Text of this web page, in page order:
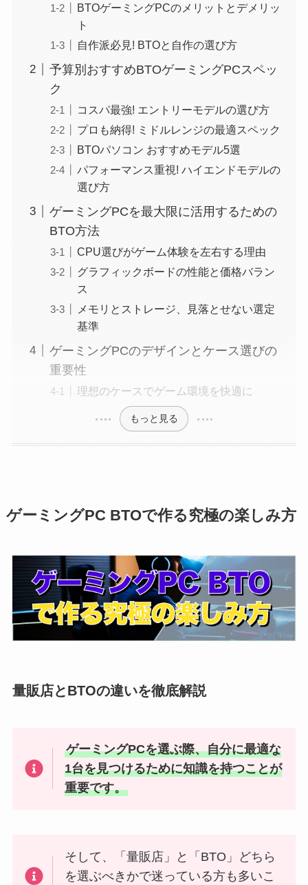
BTOゲーミングPCのメリットとデメリッ
ト
自作派必見! BTOと自作の選び方
予算別おすすめBTOゲーミングPCスペッ
ク
コスパ最強! エントリーモデルの選び方
プロも納得! ミドルレンジの最適スペック
BTOパソコン おすすめモデル5選
パフォーマンス重視! ハイエンドモデルの
選び方
ゲーミングPCを最大限に活用するための
BTO方法
CPU選びがゲーム体験を左右する理由
グラフィックボードの性能と価格バラン
ス
メモリとストレージ、見落とせない選定
基準
ゲーミングPCのデザインとケース選びの
重要性
理想のケースでゲーム環境を快適に
もっと見る
ゲーミングPC BTOで作る究極の楽しみ方
量販店とBTOの違いを徹底解説
ゲーミングPCを選ぶ際、自分に最適な
1台を見つけるために知識を持つことが
重要です。
そして、「量販店」と「BTO」どちら
を選ぶべきかで迷っている方も多いこ